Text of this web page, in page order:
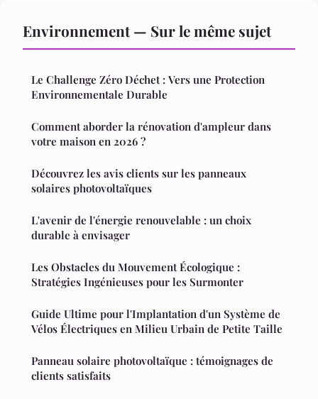
Environnement — Sur le même sujet
Le Challenge Zéro Déchet : Vers une Protection
Environnementale Durable
Comment aborder la rénovation d'ampleur dans
votre maison en 2026 ?
Découvrez les avis clients sur les panneaux
solaires photovoltaïques
L'avenir de l'énergie renouvelable : un choix
durable à envisager
Les Obstacles du Mouvement Écologique :
Stratégies Ingénieuses pour les Surmonter
Guide Ultime pour l'Implantation d'un Système de
Vélos Électriques en Milieu Urbain de Petite Taille
Panneau solaire photovoltaïque : témoignages de
clients satisfaits